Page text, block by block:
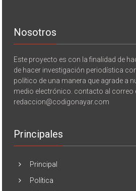
Nosotros
Este proyecto es con la finalidad de
de hacer investigación periodística
político de una manera que agrade a
medio electrónico. contacto al correo
redaccion@codigonayar.com
Principales
Principal
Política